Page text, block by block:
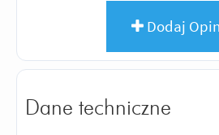
Dodaj
Dane techniczne